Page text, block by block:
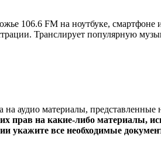
106.6 FM на ноутбуке,
Транслирует популярную
на аудио материалы,
прав на какие-либо материалы,
укажите все необходимые